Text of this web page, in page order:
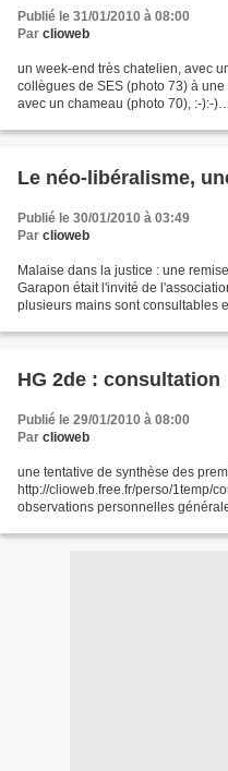
Publié le 31/01/2010 à 08:00
Par clioweb
un week-end très chatelien, avec
collègues de SES (photo 73) à
avec un chameau (photo 70), :-):-)
plusieurs...
Le néo-libéralisme,
Publié le 30/01/2010 à 03:49
Par clioweb
Malaise dans la justice : une
Garapon était l'invité de
plusieurs mains sont consultables
HG 2de : consultation
Publié le 29/01/2010 à 08:00
Par clioweb
une tentative de synthèse des
http://clioweb.free.fr/perso/1temp/
observations personnelles